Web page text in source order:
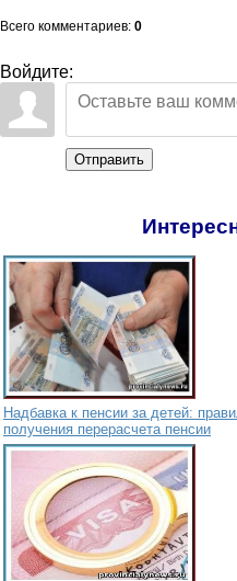
Всего комментариев: 0
Войдите:
Отправить
Надбавка к пенсии за детей:
получения перерасчета пенсии